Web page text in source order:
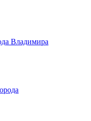
Владимира